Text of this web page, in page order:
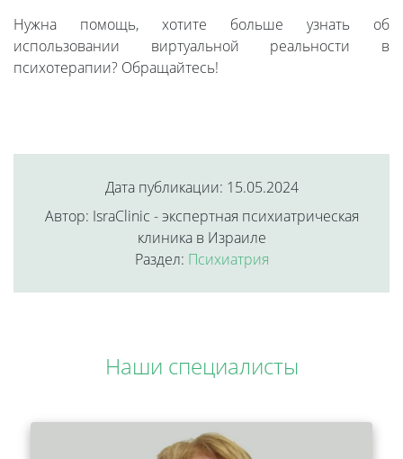
Нужна помощь, хотите больше узнать об
использовании виртуальной реальности в
психотерапии? Обращайтесь!
Дата публикации: 15.05.2024
Автор: IsraClinic - экспертная психиатрическая
клиника в Израиле
Раздел: Психиатрия
Наши специалисты